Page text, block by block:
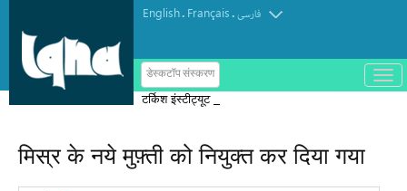
English. Français.فارسی
डेस्कटॉप संस्करण
ب
ا
टर्किश इंस्टीट्यूट ऑफ इस्लामिक थॉट का
मिस्र के नये मुफ़्ती को नियुक्त कर दिया गया